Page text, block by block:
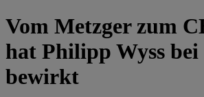
Vom Metzger zum
hat Philipp Wyss bei
bewirkt